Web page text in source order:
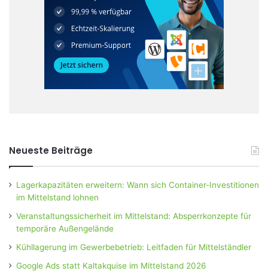
Neueste Beiträge
Lagerkapazitäten erweitern: Wann sich Container-Investitionen
im Mittelstand lohnen
Veranstaltungssicherheit im Mittelstand: Absperrkonzepte für
temporäre Außengelände
Kühllagerung im Gewerbebetrieb: Leitfaden für Mittelständler
Google Ads statt Kaltakquise im Mittelstand 2026